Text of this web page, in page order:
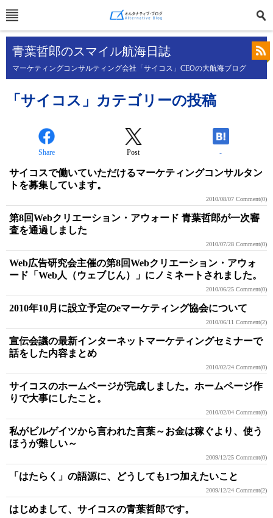
青葉哲郎のスマイル航海日誌
マーケティングコンサルティング会社「サイコス」CEOの大航海ブログ
「サイコス」カテゴリーの投稿
Share Post -
サイコスで働いていただけるマーケティングコンサルタン
トを募集しています。
2010/08/07 Comment(0)
第8回Webクリエーション・アウォード 青葉哲郎が一次審
査を通過しました
2010/07/28 Comment(0)
Web広告研究会主催の第8回Webクリエーション・アウォ
ード「Web人（ウェブじん）」にノミネートされました。
2010/06/25 Comment(0)
2010年10月に設立予定のeマーケティング協会について
2010/06/11 Comment(2)
宣伝会議の最新インターネットマーケティングセミナーで
話をした内容まとめ
2010/02/24 Comment(0)
サイコスのホームページが完成しました。ホームページ作
りで大事にしたこと。
2010/02/04 Comment(0)
私がビルゲイツから言われた言葉～お金は稼ぐより、使う
ほうが難しい～
2009/12/25 Comment(0)
「はたらく」の語源に、どうしても1つ加えたいこと
2009/12/24 Comment(2)
はじめまして、サイコスの青葉哲郎です。